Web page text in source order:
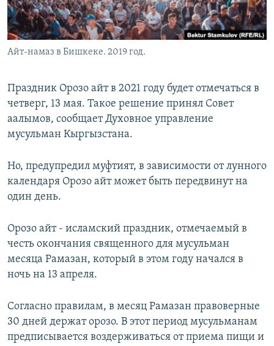
Айт-намаз в Бишкеке. 2019 год.
Праздник Орозо айт в 2021 году будет отмечаться в
четверг, 13 мая. Такое решение принял Совет
аалымов, сообщает Духовное управление
мусульман Кыргызстана.
Но, предупредил муфтият, в зависимости от лунного
календаря Орозо айт может быть передвинут на
один день.
Орозо айт - исламский праздник, отмечаемый в
честь окончания священного для мусульман
месяца Рамазан, который в этом году начался в
ночь на 13 апреля.
Согласно правилам, в месяц Рамазан правоверные
30 дней держат орозо. В этот период мусульманам
предписывается воздерживаться от приема пищи и